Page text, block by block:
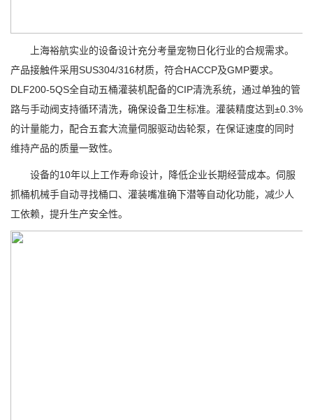
上海裕航实业的设备设计充分考量宠物日化行业的合规需求。
产品接触件采用SUS304/316材质，符合HACCP及GMP要求。
DLF200-5QS全自动五桶灌装机配备的CIP清洗系统，通过单独的管
路与手动阀支持循环清洗，确保设备卫生标准。灌装精度达到±0.3%
的计量能力，配合五套大流量伺服驱动齿轮泵，在保证速度的同时
维持产品的质量一致性。
设备的10年以上工作寿命设计，降低企业长期经营成本。伺服
抓桶机械手自动寻找桶口、灌装嘴准确下潜等自动化功能，减少人
工依赖，提升生产安全性。